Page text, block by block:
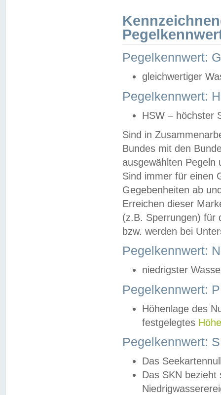
Pegelkennwert:
gleichwertiger
Pegelkennwert:
HSW – höchster
Sind in
Bundes mit den
ausgewählten
Sind immer für einen
Gegebenheiten ab
Erreichen dieser
(z.B. Sperrungen) für
bzw. werden bei
Pegelkennwert:
niedrigster
Pegelkennwert:
Höhenlage des
festgelegtes
Pegelkennwert:
Das
Das SKN